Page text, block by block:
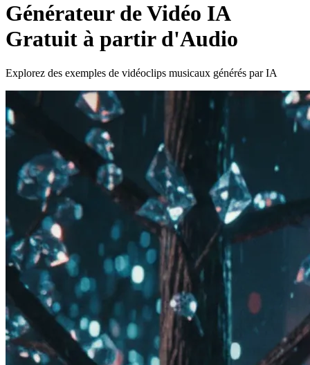
Générateur de Vidéo IA
Gratuit à partir d'Audio
Explorez des exemples de vidéoclips musicaux générés par IA